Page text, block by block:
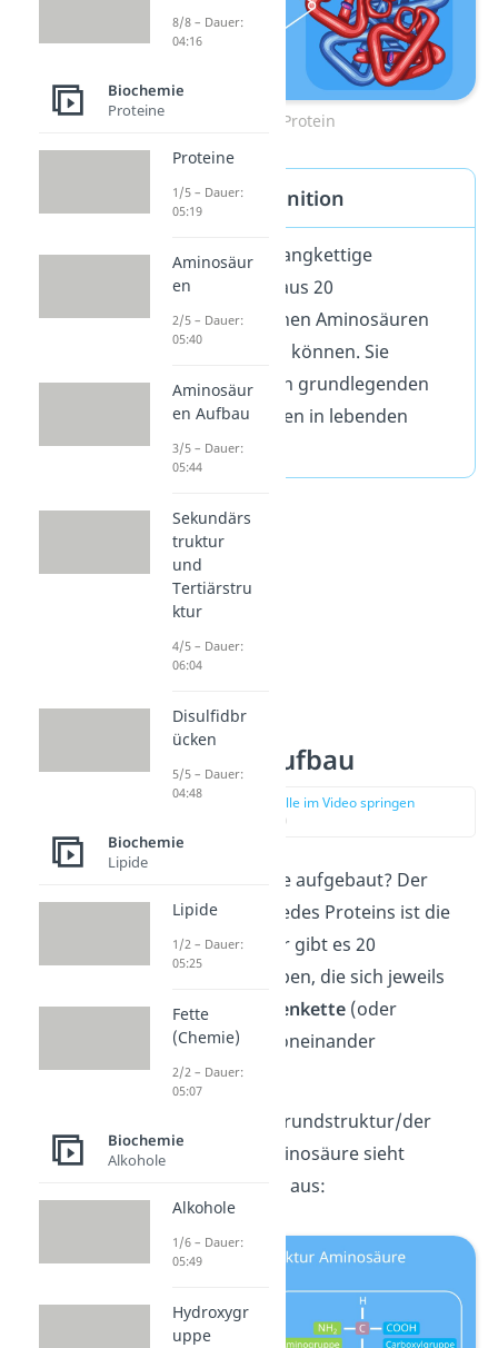
Protein
Proteine Definition
Proteine sind langkettige
Polymere, die aus 20
unterschiedlichen Aminosäuren
aufgebaut sein können. Sie
gehören zu den grundlegenden
Makromolekülen in lebenden
Organismen.
Proteine Aufbau
zur Stelle im Video springen
(01:19)
Wie sind Proteine aufgebaut? Der
Grundbaustein jedes Proteins ist die
Aminosäure. Hier gibt es 20
verschiedene Typen, die sich jeweils
nur in einer
Seitenkette(oder
Restgruppe R) voneinander
unterscheiden.
Die chemische Grundstruktur/der
Aufbau einer Aminosäure sieht
folgendermaßen aus:
8/8 – Dauer:
04:16
Biochemie
Proteine
Proteine
1/5 – Dauer:
05:19
Aminosäur
en
2/5 – Dauer:
05:40
Aminosäur
en Aufbau
3/5 – Dauer:
05:44
Sekundärs
truktur
und
Tertiärstru
ktur
4/5 – Dauer:
06:04
Disulfidbr
ücken
5/5 – Dauer:
04:48
Biochemie
Lipide
Lipide
1/2 – Dauer:
05:25
Fette
(Chemie)
2/2 – Dauer:
05:07
Biochemie
Alkohole
Alkohole
1/6 – Dauer:
05:49
Hydroxygr
uppe